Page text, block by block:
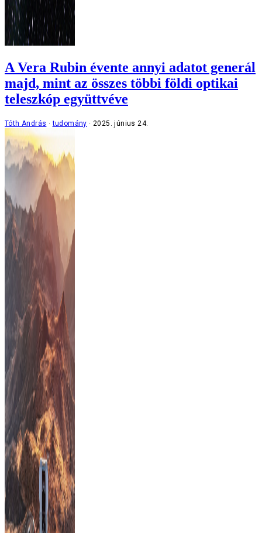
A Vera Rubin évente annyi adatot generál
majd, mint az összes többi földi optikai
teleszkóp együttvéve
Tóth András tudomány 2025. június 24.